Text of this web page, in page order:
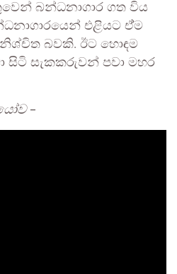
බන්ධනාගාර ගත විය
එළියට ඒ්ම
බවකි. ඊට හොඳම
සිටි සැකකරුවන් පවා මහර
–